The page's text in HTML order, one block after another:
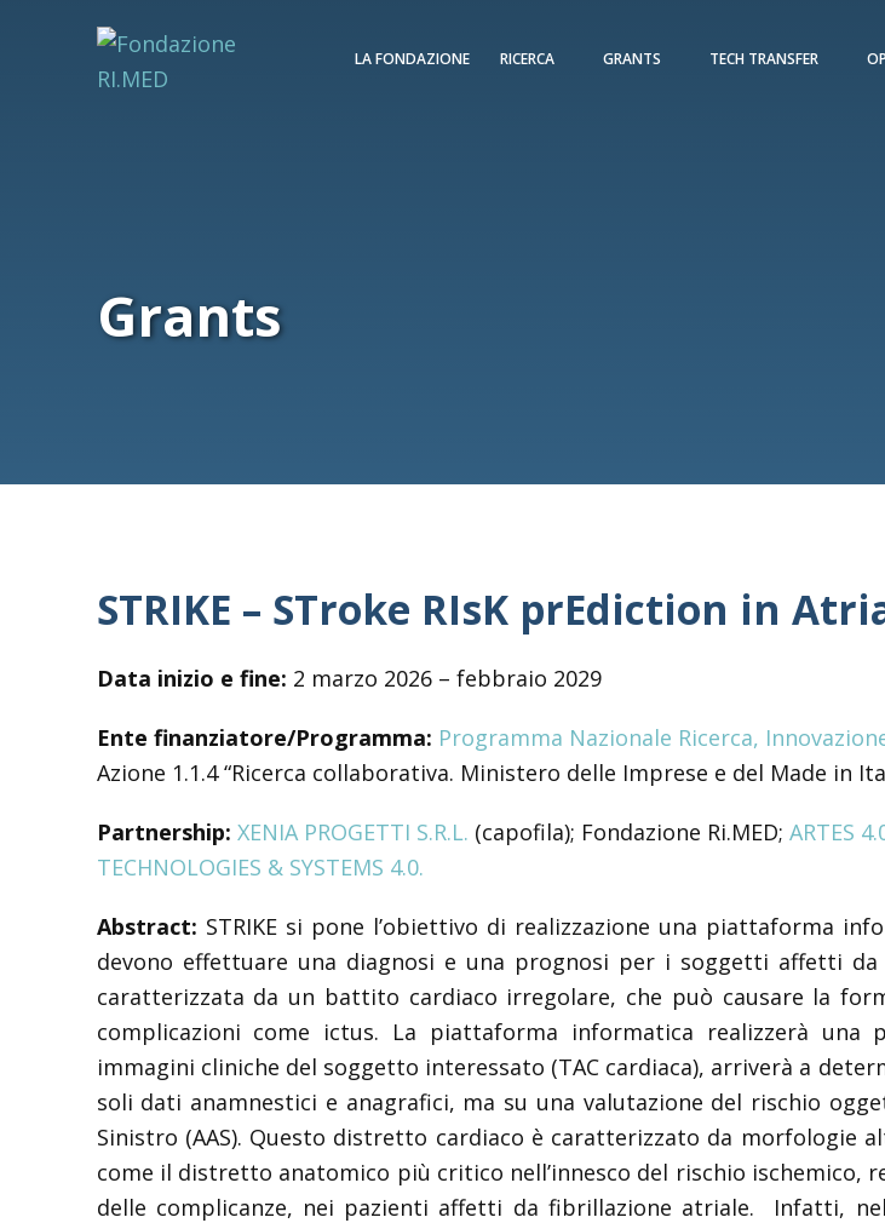
LA FONDAZIONE RICERCA GRANTS TECH TRANSFER
Grants
STRIKE – STroke RIsK prEdiction in
Data inizio e fine: 2 marzo 2026 – febbraio 2029
Ente finanziatore/Programma: Programma Nazionale Ricerca,
Azione 1.1.4 “Ricerca collaborativa. Ministero delle Imprese e del Made in
Partnership: XENIA PROGETTI S.R.L. (capofila); Fondazione Ri.MED; ARTES
TECHNOLOGIES & SYSTEMS 4.0.
Abstract: STRIKE si pone l’obiettivo di realizzazione una piattaforma
devono effettuare una diagnosi e una prognosi per i soggetti affetti da
caratterizzata da un battito cardiaco irregolare, che può causare la
complicazioni come ictus. La piattaforma informatica realizzerà
immagini cliniche del soggetto interessato (TAC cardiaca), arriverà a
soli dati anamnestici e anagrafici, ma su una valutazione del rischio
Sinistro (AAS). Questo distretto cardiaco è caratterizzato da morfologie
come il distretto anatomico più critico nell’innesco del rischio
delle complicanze, nei pazienti affetti da fibrillazione atriale. Infatti,